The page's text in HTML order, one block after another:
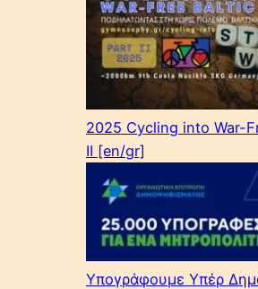
2025 Cycling into War-
II [en/gr]
Υπογράφουμε Υπέρ